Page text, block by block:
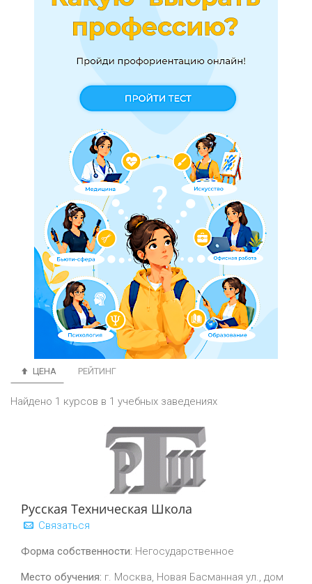
ЦЕНА РЕЙТИНГ
Найдено 1 курсов в 1 учебных заведениях
Русская Техническая Школа
Связаться
Форма собственности: Негосударственное
Место обучения: г. Москва, Новая Басманная ул., дом